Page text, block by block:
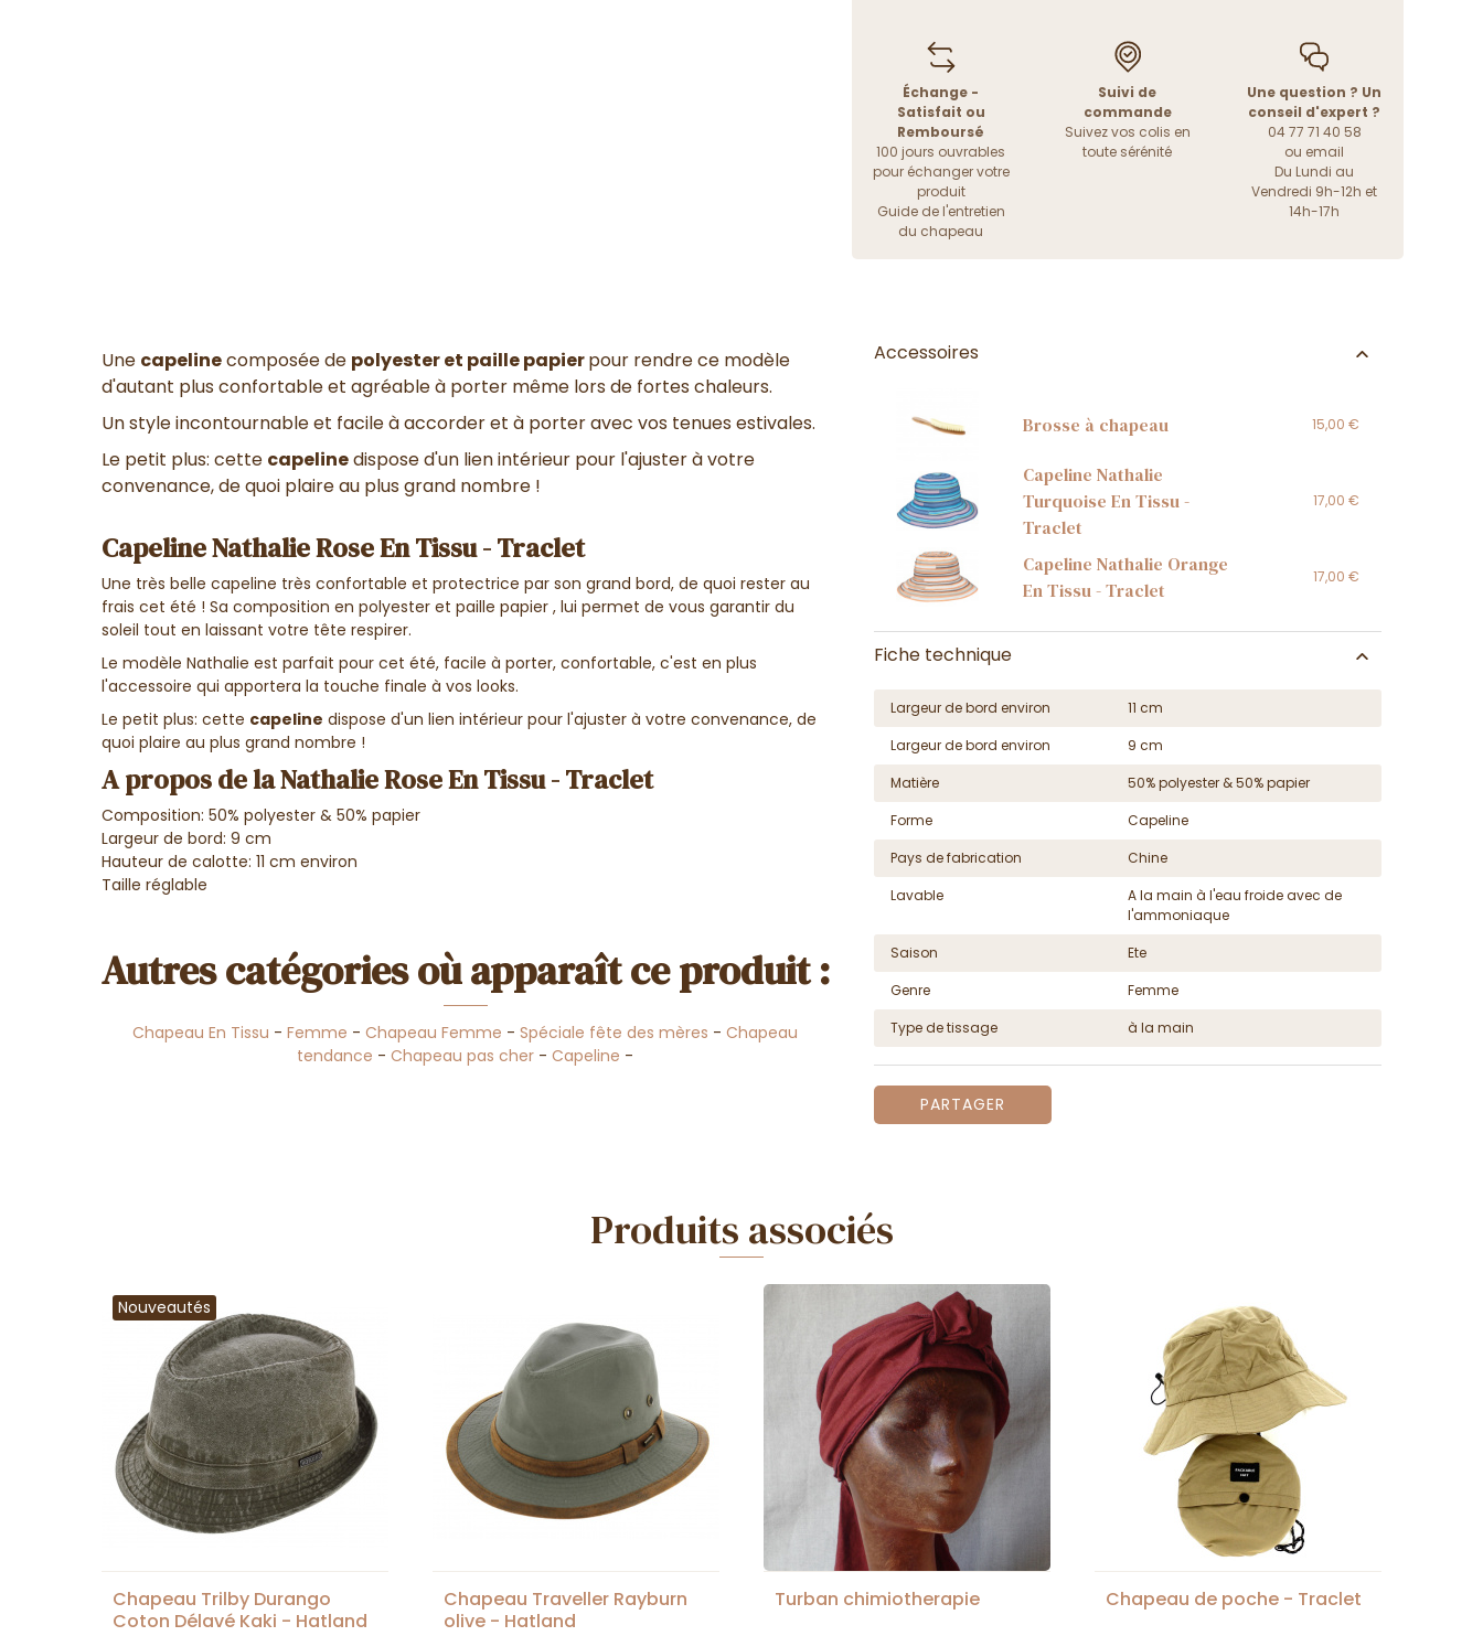
Échange -
Satisfait ou
Remboursé
100 jours ouvrables
pour échanger votre
produit
Guide de l'entretien
du chapeau
Suivi de
commande
Suivez vos colis en
toute sérénité
Une question ? Un
conseil d'expert ?
04 77 71 40 58
ou email
Du Lundi au
Vendredi 9h-12h et
14h-17h
Une capelinecomposée de polyester et paille papierpour rendre ce modèle
d'autant plus confortable et agréable à porter même lors de fortes chaleurs.
Un style incontournable et facile à accorder et à porter avec vos tenues estivales.
Le petit plus: cette capelinedispose d'un lien intérieur pour l'ajuster à votre
convenance, de quoi plaire au plus grand nombre !
Capeline Nathalie Rose En Tissu - Traclet
Une très belle capeline très confortable et protectrice par son grand bord, de quoi rester au
frais cet été ! Sa composition en polyester et paille papier , lui permet de vous garantir du
soleil tout en laissant votre tête respirer.
Le modèle Nathalie est parfait pour cet été, facile à porter, confortable, c'est en plus
l'accessoire qui apportera la touche finale à vos looks.
Le petit plus: cette capeline dispose d'un lien intérieur pour l'ajuster à votre convenance, de
quoi plaire au plus grand nombre !
A propos de la Nathalie Rose En Tissu - Traclet
Composition: 50% polyester & 50% papier
Largeur de bord: 9 cm
Hauteur de calotte: 11 cm environ
Taille réglable
Autres catégories où apparaît ce produit :
Chapeau En Tissu -Femme -Chapeau Femme -Spéciale fête des mères -Chapeau
tendance -Chapeau pas cher -Capeline -
Accessoires
Brosse à chapeau 15,00 €
Capeline Nathalie
Turquoise En Tissu -
Traclet
17,00 €
Capeline Nathalie Orange
En Tissu - Traclet
17,00 €
Fiche technique
Largeur de bord environ
11 cm
Largeur de bord environ
9 cm
Matière
50% polyester & 50% papier
Forme
Capeline
Pays de fabrication
Chine
Lavable
A la main à l'eau froide avec de
l'ammoniaque
Saison
Ete
Genre
Femme
Type de tissage
à la main
PARTAGER
Produits associés
Nouveautés
Chapeau Trilby Durango
Coton Délavé Kaki - Hatland
Chapeau Traveller Rayburn
olive - Hatland
Turban chimiotherapie Chapeau de poche - Traclet